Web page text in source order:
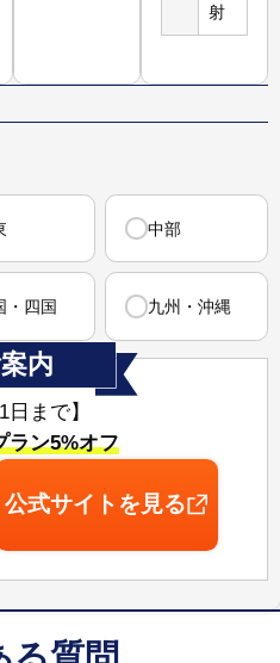
射
中部
・四国 九州・沖縄
内
日まで⁠】
ラン5%オフ
公式サイトを見る